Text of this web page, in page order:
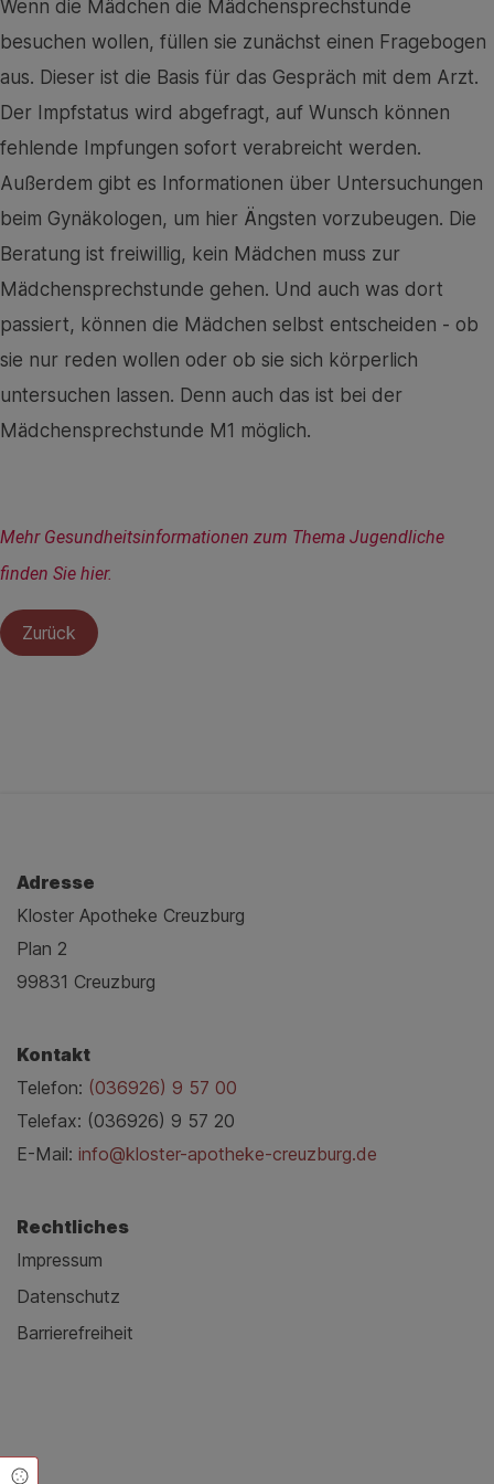
Zurück
Wenn die Mädchen die Mädchensprechstunde
besuchen wollen, füllen sie zunächst einen Fragebogen
aus. Dieser ist die Basis für das Gespräch mit dem Arzt.
Der Impfstatus wird abgefragt, auf Wunsch können
fehlende Impfungen sofort verabreicht werden.
Außerdem gibt es Informationen über Untersuchungen
beim Gynäkologen, um hier Ängsten vorzubeugen. Die
Beratung ist freiwillig, kein Mädchen muss zur
Mädchensprechstunde gehen. Und auch was dort
passiert, können die Mädchen selbst entscheiden - ob
sie nur reden wollen oder ob sie sich körperlich
untersuchen lassen. Denn auch das ist bei der
Mädchensprechstunde M1 möglich.
Mehr Gesundheitsinformationen zum Thema Jugendliche
finden Sie hier.
Adresse
Kloster Apotheke Creuzburg
Plan 2
99831 Creuzburg
Kontakt
Telefon: (036926) 9 57 00
Telefax: (036926) 9 57 20
E-Mail: info@kloster-apotheke-creuzburg.de
Rechtliches
Impressum
Datenschutz
Barrierefreiheit